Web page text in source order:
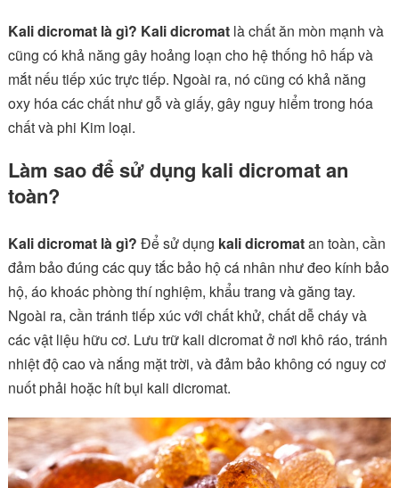
Kali dicromat là gì? Kali dicromatlà chất ăn mòn mạnh và
cũng có khả năng gây hoảng loạn cho hệ thống hô hấp và
mắt nếu tiếp xúc trực tiếp. Ngoài ra, nó cũng có khả năng
oxy hóa các chất như gỗ và giấy, gây nguy hiểm trong hóa
chất và phi Kim loại.
Làm sao để sử dụng kali dicromat an
toàn?
Kali dicromat là gì? Để sử dụng kali dicromatan toàn, cần
đảm bảo đúng các quy tắc bảo hộ cá nhân như đeo kính bảo
hộ, áo khoác phòng thí nghiệm, khẩu trang và găng tay.
Ngoài ra, cần tránh tiếp xúc với chất khử, chất dễ cháy và
các vật liệu hữu cơ. Lưu trữ kali dicromat ở nơi khô ráo, tránh
nhiệt độ cao và nắng mặt trời, và đảm bảo không có nguy cơ
nuốt phải hoặc hít bụi kali dicromat.